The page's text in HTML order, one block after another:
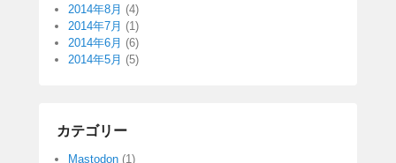
2014年8月 (4)
2014年7月 (1)
2014年6月 (6)
2014年5月 (5)
カテゴリー
Mastodon (1)